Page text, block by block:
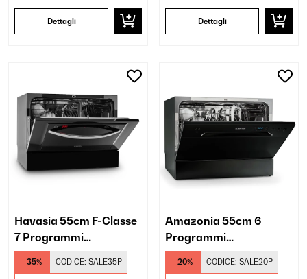
Dettagli Dettagli
Havasia 55cm F-Classe
7 Programmi
Lavastoviglie da Tavolo
Nero
-35% CODICE: SALE35P
Amazonia 55cm 6
Programmi
Lavastoviglie da Tavolo
Nero
-20% CODICE: SALE20P